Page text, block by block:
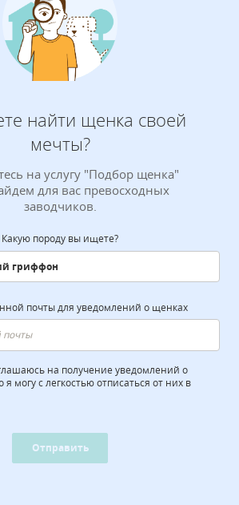
найти щенка своей
мечты?
на услугу "Подбор щенка"
для вас превосходных
заводчиков.
Какую породу вы ищете?
почты для уведомлений о щенках
на получение уведомлений о
я могу с легкостью отписаться от них в
Отправить